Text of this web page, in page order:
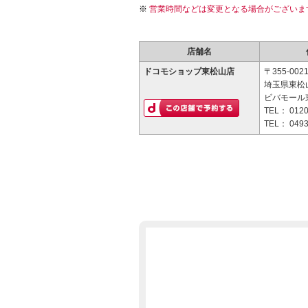
営業時間などは変更となる場合がござい
店舗名
ドコモショップ東松山店
〒355-0021
埼玉県東松
ビバモー
TEL：
TEL：